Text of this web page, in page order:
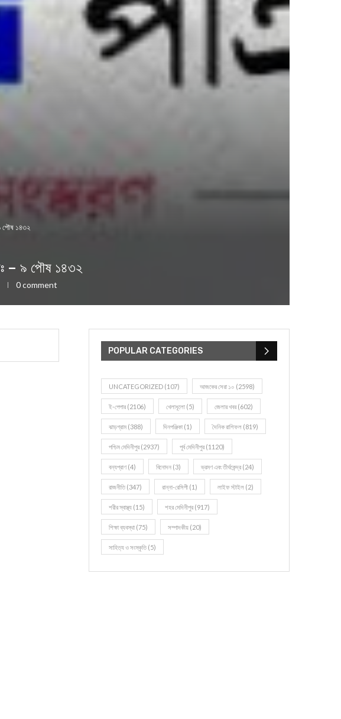
পৌষ ১৪৩২
– ৯ পৌষ ১৪৩২
0 comment
POPULAR CATEGORIES
UNCATEGORIZED (107) আজকের সেরা ১০ (2598)
ই-পেপার (2106) খেলাধূলো (5) জেলার খবর (602)
ঝাড়গ্রাম (388) দিনপঞ্জিকা (1) দৈনিক রাশিফল (819)
পশ্চিম মেদিনীপুর (2937) পূর্ব মেদিনীপুর (1120)
বন্যপ্রাণ (4) বিনোদন (3) ভ্রমণ এবং তীর্থকেন্দ্র (24)
রাজনীতি(347) রান্না-রেসিপী (1) লাইফ স্টাইল (2)
শরীর স্বাস্থ্য (15) শহর মেদিনীপুর (917)
শিক্ষা ব্যবস্থা (75) সম্পাদকীয় (20)
সাহিত্য ও সংস্কৃতি(5)